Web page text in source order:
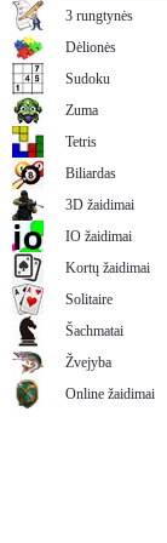
3 rungtynės
Dėlionės
Sudoku
Zuma
Tetris
Biliardas
3D žaidimai
IO žaidimai
Kortų žaidimai
Solitaire
Šachmatai
Žvejyba
Online žaidimai